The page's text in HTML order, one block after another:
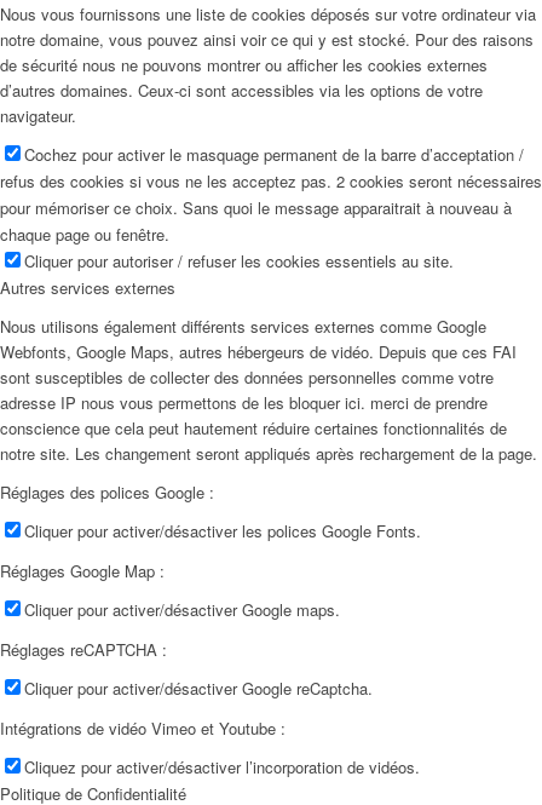
Nous vous fournissons une liste de cookies déposés sur votre ordinateur via
notre domaine, vous pouvez ainsi voir ce qui y est stocké. Pour des raisons
de sécurité nous ne pouvons montrer ou afficher les cookies externes
d’autres domaines. Ceux-ci sont accessibles via les options de votre
navigateur.
Cochez pour activer le masquage permanent de la barre d’acceptation /
refus des cookies si vous ne les acceptez pas. 2 cookies seront nécessaires
pour mémoriser ce choix. Sans quoi le message apparaitrait à nouveau à
chaque page ou fenêtre.
Cliquer pour autoriser / refuser les cookies essentiels au site.
Autres services externes
Nous utilisons également différents services externes comme Google
Webfonts, Google Maps, autres hébergeurs de vidéo. Depuis que ces FAI
sont susceptibles de collecter des données personnelles comme votre
adresse IP nous vous permettons de les bloquer ici. merci de prendre
conscience que cela peut hautement réduire certaines fonctionnalités de
notre site. Les changement seront appliqués après rechargement de la page.
Réglages des polices Google :
Cliquer pour activer/désactiver les polices Google Fonts.
Réglages Google Map :
Cliquer pour activer/désactiver Google maps.
Réglages reCAPTCHA :
Cliquer pour activer/désactiver Google reCaptcha.
Intégrations de vidéo Vimeo et Youtube :
Cliquez pour activer/désactiver l’incorporation de vidéos.
Politique de Confidentialité